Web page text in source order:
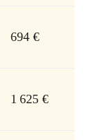
694 €
1 625 €